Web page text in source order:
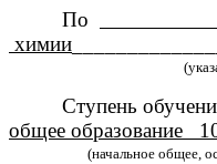
По
химии
Ступень
общее образование
(начальное общее,